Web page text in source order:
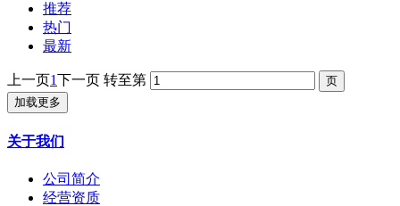
推荐
热门
最新
上一页1下一页 转至第
加载更多
关于我们
公司简介
经营资质